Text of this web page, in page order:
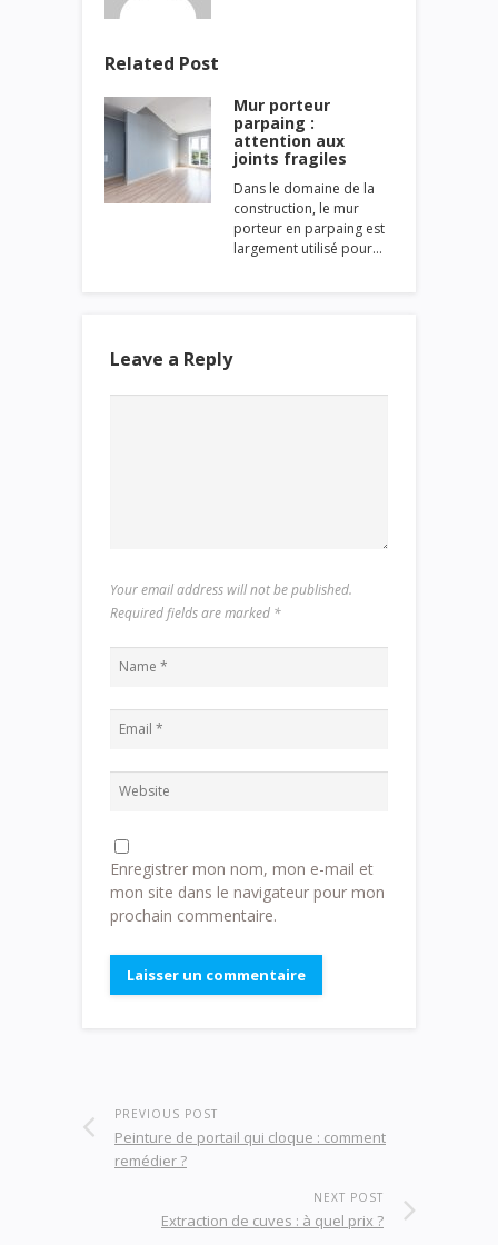
Related Post
Mur porteur
parpaing :
attention aux
joints fragiles
Dans le domaine de la
construction, le mur
porteur en parpaing est
largement utilisé pour…
Leave a Reply
Your email address will not be published.
Required fields are marked *
Enregistrer mon nom, mon e-mail et
mon site dans le navigateur pour mon
prochain commentaire.
PREVIOUS POST
Peinture de portail qui cloque : comment
remédier ?
NEXT POST
Extraction de cuves : à quel prix ?